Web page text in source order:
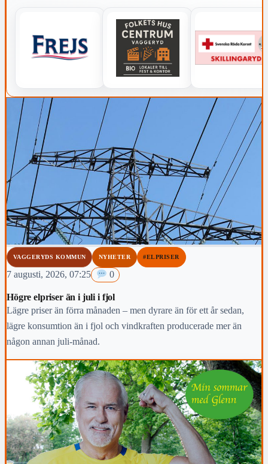
VAGGERYDS KOMMUN NYHETER #ELPRISER
7 augusti, 2026, 07:25 0
Högre elpriser än i juli i fjol
Lägre priser än förra månaden – men dyrare än för ett år sedan,
lägre konsumtion än i fjol och vindkraften producerade mer än
någon annan juli-månad.